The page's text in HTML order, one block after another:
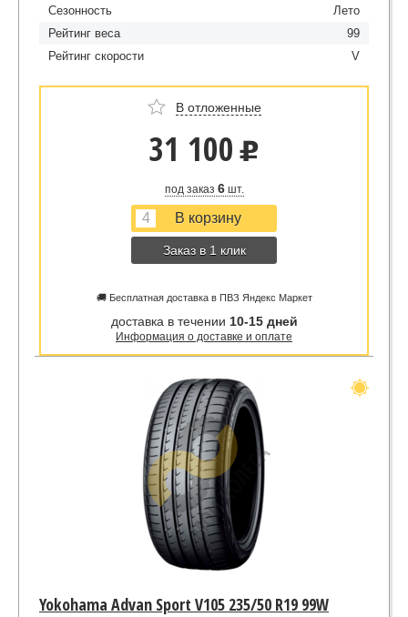
Сезонность
Лето
Рейтинг веса
99
Рейтинг скорости
V
В отложенные
31 100 u
под заказ 6шт.
Заказ в 1 клик
🚚 Бесплатная доставка в ПВЗ Яндекс Маркет
доставка в течении 10-15 дней
Информация о доставке и оплате
Yokohama Advan Sport V105 235/50 R19 99W